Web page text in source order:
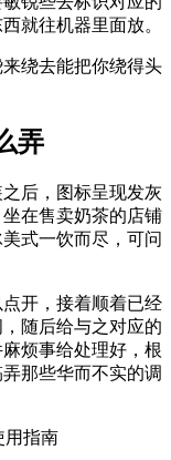
就往机器里面放。
绕去能把你绕得头
弄
后，图标呈现发灰
在售卖奶茶的店铺
式一饮而尽，可问
开，接着顺着已经
随后给与之对应的
烦事给处理好，根
那些华而不实的调